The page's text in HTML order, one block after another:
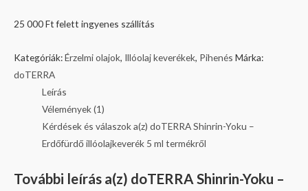
25 000 Ft felett ingyenes szállítás
Kategóriák:Érzelmi olajok, Illóolaj keverékek, Pihenés Márka:
doTERRA
Leírás
Vélemények (1)
Kérdések és válaszok a(z) doTERRA Shinrin-Yoku –
Erdőfürdő illóolajkeverék 5 ml termékről
További leírás a(z) doTERRA Shinrin-Yoku –